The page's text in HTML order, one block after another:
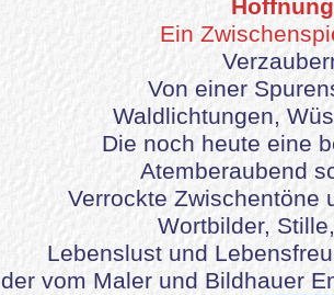
Ein
Von einer
Waldlichtungen,
Die noch heute eine
Atemberaubend
Verrockte Zwischentöne
Wortbilder,
Lebenslust und
der vom Maler und Bildhauer